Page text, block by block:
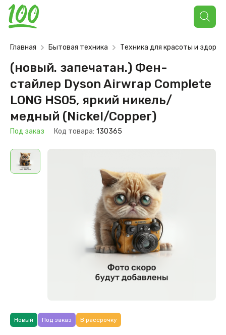
Поиск
товаров
Главная Бытовая техника Техника для красоты и
(новый. запечатан.) Фен-
стайлер Dyson Airwrap Complete
LONG HS05, яркий никель/
медный (Nickel/Copper)
Под заказ Код товара: 130365
Новый Под заказ В рассрочку